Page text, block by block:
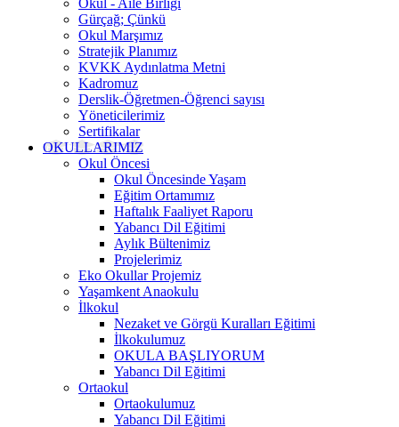
Okul - Aile Birliği
Gürçağ; Çünkü
Okul Marşımız
Stratejik Planımız
KVKK Aydınlatma Metni
Kadromuz
Derslik-Öğretmen-Öğrenci sayısı
Yöneticilerimiz
Sertifikalar
OKULLARIMIZ
Okul Öncesi
Okul Öncesinde Yaşam
Eğitim Ortamımız
Haftalık Faaliyet Raporu
Yabancı Dil Eğitimi
Aylık Bültenimiz
Projelerimiz
Eko Okullar Projemiz
Yaşamkent Anaokulu
İlkokul
Nezaket ve Görgü Kuralları Eğitimi
İlkokulumuz
OKULA BAŞLIYORUM
Yabancı Dil Eğitimi
Ortaokul
Ortaokulumuz
Yabancı Dil Eğitimi